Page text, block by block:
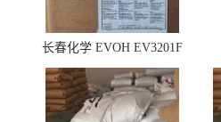
长春化学 EVOH EV3201F